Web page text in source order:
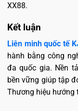
XX88.
Kết luận
Liên minh quốc tế
hành bằng công
đa quốc gia. Nền
bền vững giúp tập
Thương hiệu hướng